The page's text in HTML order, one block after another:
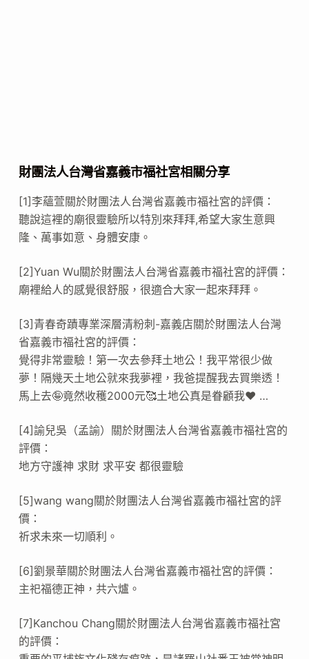
財團法人台灣省嘉義市福社宮相關分享
[1]李蘊萱關於財團法人台灣省嘉義市福社宮的評價：
聽說這裡的廟很靈驗所以特別來拜拜,希望大家生意興
隆、萬事如意、身體安康。
[2]Yuan Wu關於財團法人台灣省嘉義市福社宮的評價：
廟裡給人的感覺很舒服，很適合大家一起來拜拜。
[3]青春奇蹟專業深層清粉刺-嘉義店關於財團法人台灣
省嘉義市福社宮的評價：
覺得非常靈驗！第一次去參拜土地公！我平常很少做
夢！隔幾天土地公就來我夢裡，我爸提醒我去買樂透！
馬上去🤪竟然收穫2000元🥰土地公真是眷顧我❤️ …
[4]諭兒吳（孟諭）關於財團法人台灣省嘉義市福社宮的
評價：
地方守護神 求財 求平安 都很靈驗
[5]wang wang關於財團法人台灣省嘉義市福社宮的評
價：
祈求未來一切順利。
[6]劉景華關於財團法人台灣省嘉義市福社宮的評價：
主祀福德正神，共六爐。
[7]Kanchou Chang關於財團法人台灣省嘉義市福社宮
的評價：